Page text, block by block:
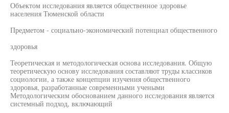
Объектом исследования является общественное здоровье
населения Тюменской области
Предметом - социально-экономический потенциал общественного
здоровья
Теоретическая и методологическая основа исследования. Общую
теоретическую основу исследования составляют труды классиков
социологии, а также концепции изучения общественного
здоровья, разработанные современными учеными
Методологическим обоснованием данного исследования является
системный подход, включающий